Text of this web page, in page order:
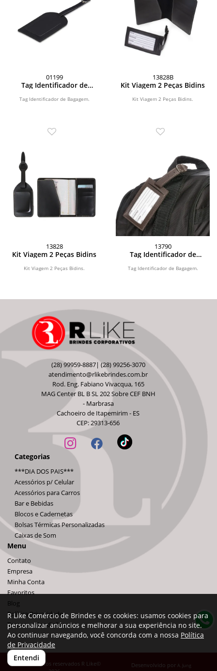
01199
Tag Identificador de
Tag Identificador de Bagagem.
13828B
Kit Viagem 2 Peças Bidins
Kit Viagem 2 Peças Bidins.
13828
Kit Viagem 2 Peças Bidins
Kit Viagem 2 Peças Bidins.
13790
Tag Identificador de
Tag Identificador de Bagagem.
(28) 99959-8887| (28) 99256-3070
atendimento@rlikebrindes.com.br
Rod. Eng. Fabiano Vivacqua, 165
MAG Center BL B SL 202 Sobre CEF BNH
- Marbrasa
Cachoeiro de Itapemirim - ES
CEP: 29313-656
Categorias
***DIA DOS PAIS***
Acessórios p/ Celular
Acessórios para Carros
Bar e Bebidas
Blocos e Cadernetas
Bolsas Térmicas Personalizadas
Caixas de Som
Menu
Contato
Empresa
Minha Conta
Favoritos
Blog
Política Privacidade
Termos e Condições
Todos os direitos reservados R Like©
Desenvolvido por A. Jung
R Like Comércio de Brindes e os cookies: usamos cookies para
personalizar anúncios e melhorar a sua experiência no site.
Ao continuar navegando, você concorda com a nossa Política
de Privacidade
Entendi